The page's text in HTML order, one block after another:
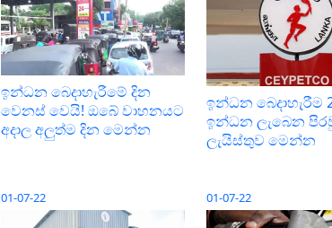
ඉන්ධන බෙදාහැරීමේ දින
වෙනස් වෙයි! ඔබේ වාහනයට
අදාල අලුත්ම දින මෙන්න
ඉන්ධන බෙදාහැරීම
ඉන්ධන ලැබෙන
ලැයිස්තුව මෙන්න
01-07-22 01-07-22